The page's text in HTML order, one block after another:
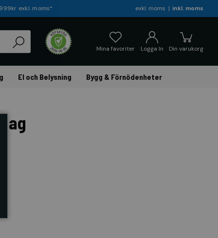
exkl. moms inkl. moms
exkl. moms*
Din varukorg
Logga In
Mina favoriter
El och Belysning Bygg & Förnödenheter